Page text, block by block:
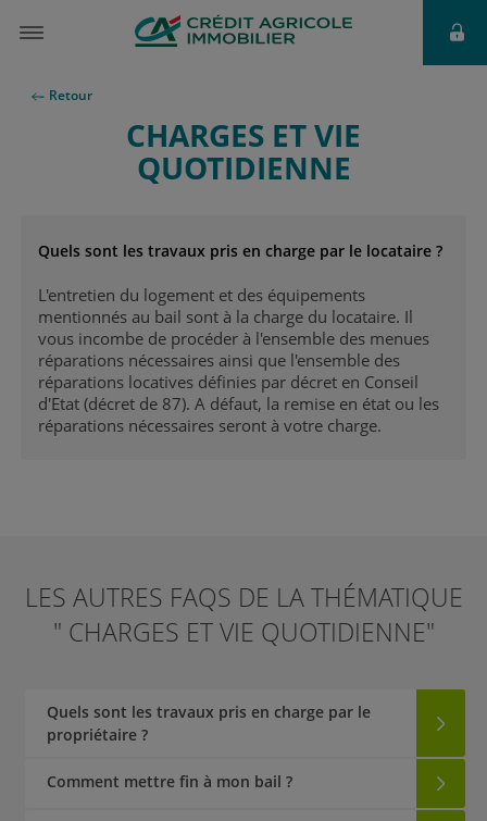
Retour
CHARGES ET VIE
QUOTIDIENNE
Quels sont les travaux pris en charge par le locataire ?
L'entretien du logement et des équipements
mentionnés au bail sont à la charge du locataire. Il
vous incombe de procéder à l'ensemble des menues
réparations nécessaires ainsi que l'ensemble des
réparations locatives définies par décret en Conseil
d'Etat (décret de 87). A défaut, la remise en état ou les
réparations nécessaires seront à votre charge.
LES AUTRES FAQS DE LA THÉMATIQUE
" CHARGES ET VIE QUOTIDIENNE"
Quels sont les travaux pris en charge par le
propriétaire ?
Comment mettre fin à mon bail ?